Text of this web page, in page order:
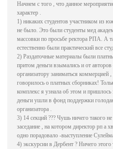
Начнем с того , что данное
характер .
1) никаких студентов участником из
не было. Это были студенты мед
массовки по просьбе ректора РПА. А
естественно были практический все
2) Раздаточные материалы были
притом деньги взымались и от
организатору заниматься
говорилось о платных сборниках!
комплекс я узнала об этом и
деньги ушли в фонд поддержки
организатора .
3) 14 секций ??? Чушь ничего такого
заседание , на котором директор рп а
одно порадовало -выступление
4) экскурсии в Дербент ? Ничего